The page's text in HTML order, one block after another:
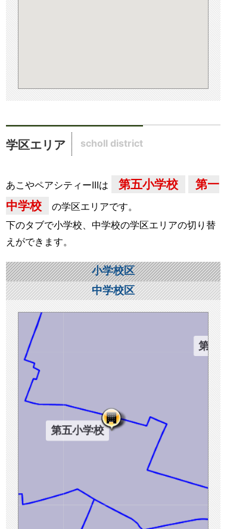
学区エリア scholl district
あこやペアシティーIIIは 第五小学校
第一
中学校
の学区エリアです。
下のタブで小学校、中学校の学区エリアの切り替
えができます。
小学校区
中学校区
第五小学校
第八